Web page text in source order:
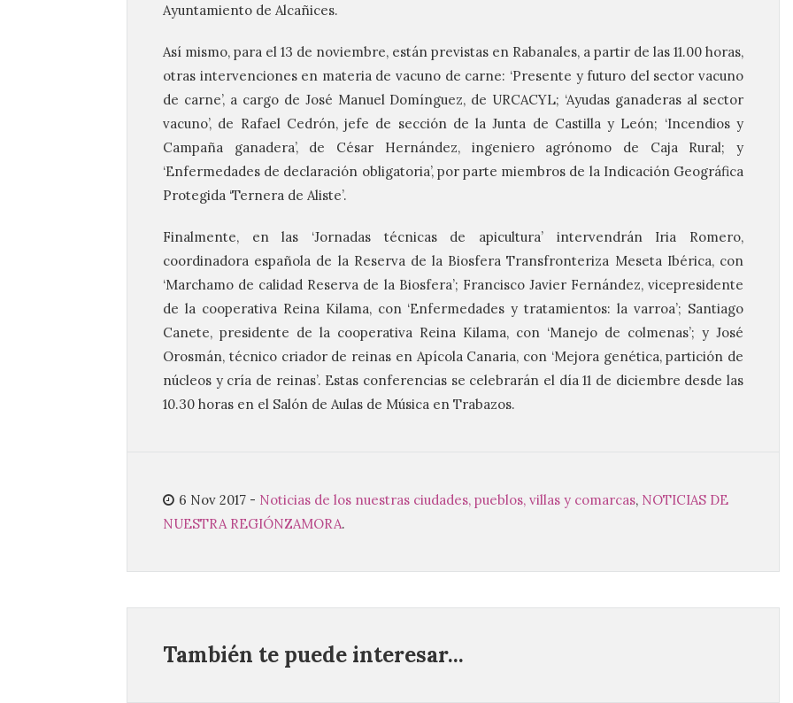
Ayuntamiento de Alcañices.
Así mismo, para el 13 de noviembre, están previstas en Rabanales, a partir de las 11.00 horas,
otras intervenciones en materia de vacuno de carne: ‘Presente y futuro del sector vacuno
de carne’, a cargo de José Manuel Domínguez, de URCACYL; ‘Ayudas ganaderas al sector
vacuno’, de Rafael Cedrón, jefe de sección de la Junta de Castilla y León; ‘Incendios y
Campaña ganadera’, de César Hernández, ingeniero agrónomo de Caja Rural; y
‘Enfermedades de declaración obligatoria’, por parte miembros de la Indicación Geográfica
Protegida ‘Ternera de Aliste’.
Finalmente, en las ‘Jornadas técnicas de apicultura’ intervendrán Iria Romero,
coordinadora española de la Reserva de la Biosfera Transfronteriza Meseta Ibérica, con
‘Marchamo de calidad Reserva de la Biosfera’; Francisco Javier Fernández, vicepresidente
de la cooperativa Reina Kilama, con ‘Enfermedades y tratamientos: la varroa’; Santiago
Canete, presidente de la cooperativa Reina Kilama, con ‘Manejo de colmenas’; y José
Orosmán, técnico criador de reinas en Apícola Canaria, con ‘Mejora genética, partición de
núcleos y cría de reinas’. Estas conferencias se celebrarán el día 11 de diciembre desde las
10.30 horas en el Salón de Aulas de Música en Trabazos.
6 Nov 2017 - Noticias de los nuestras ciudades, pueblos, villas y comarcas, NOTICIAS DE
NUESTRA REGIÓNZAMORA.
También te puede interesar...